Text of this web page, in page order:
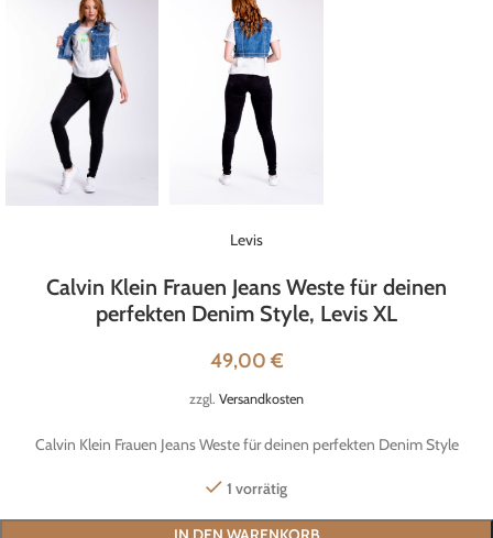
Levis
Calvin Klein Frauen Jeans Weste für deinen
perfekten Denim Style, Levis XL
49,00 €
zzgl. Versandkosten
Calvin Klein Frauen Jeans Weste für deinen perfekten Denim Style
1 vorrätig